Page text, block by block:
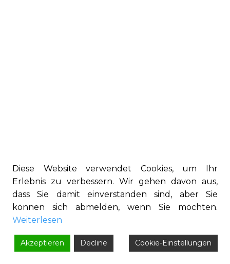
Diese Website verwendet Cookies, um Ihr
Erlebnis zu verbessern. Wir gehen davon aus,
dass Sie damit einverstanden sind, aber Sie
können sich abmelden, wenn Sie möchten.
Weiterlesen
Akzeptieren Decline Cookie-Einstellungen